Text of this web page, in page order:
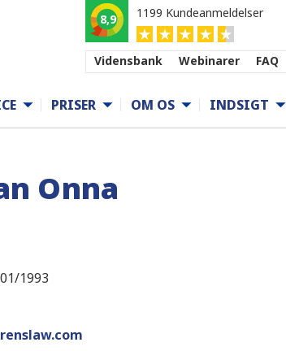
8,9 1199 Kundeanmeldelser
Vidensbank Webinarer FAQ
PRISER OM OS INDSIGT
Onna
1993